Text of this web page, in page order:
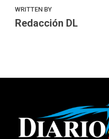
WRITTEN BY
Redacción DL